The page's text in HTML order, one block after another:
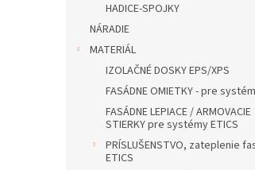
HADICE-SPOJKY
NÁRADIE
MATERIÁL
IZOLAČNÉ DOSKY EPS/XPS
FASÁDNE OMIETKY - pre
FASÁDNE LEPIACE / ARMOVACIE
STIERKY pre systémy ETICS
PRÍSLUŠENSTVO, zateplenie
ETICS